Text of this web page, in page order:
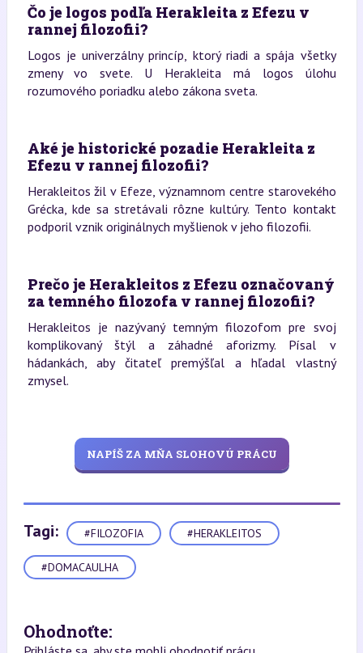
Čo je logos podľa Herakleita z Efezu v
rannej filozofii?
Logos je univerzálny princíp, ktorý riadi a spája všetky
zmeny vo svete. U Herakleita má logos úlohu
rozumového poriadku alebo zákona sveta.
Aké je historické pozadie Herakleita z
Efezu v rannej filozofii?
Herakleitos žil v Efeze, významnom centre starovekého
Grécka, kde sa stretávali rôzne kultúry. Tento kontakt
podporil vznik originálnych myšlienok v jeho filozofii.
Prečo je Herakleitos z Efezu označovaný
za temného filozofa v rannej filozofii?
Herakleitos je nazývaný temným filozofom pre svoj
komplikovaný štýl a záhadné aforizmy. Písal v
hádankách, aby čitateľ premýšľal a hľadal vlastný
zmysel.
NAPÍŠ ZA MŇA SLOHOVÚ PRÁCU
Tagi: #FILOZOFIA #HERAKLEITOS
#DOMACAULHA
Ohodnoťte: